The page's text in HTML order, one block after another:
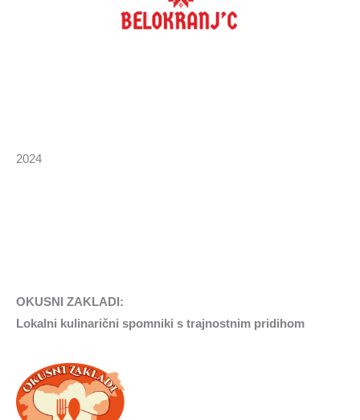
2024
OKUSNI ZAKLADI:
Lokalni kulinarični spomniki s trajnostnim pridihom